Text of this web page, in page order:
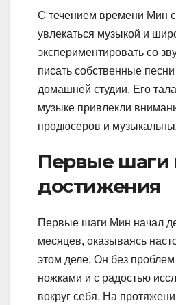
С течением времени Мин
увлекаться музыкой и
экспериментировать со
писать собственные
домашней студии. Его
музыке привлекли
продюсеров и
Первые шаги
достижения
Первые шаги Мин начал
месяцев, оказываясь
этом деле. Он без
ножками и с радостью
вокруг себя. На